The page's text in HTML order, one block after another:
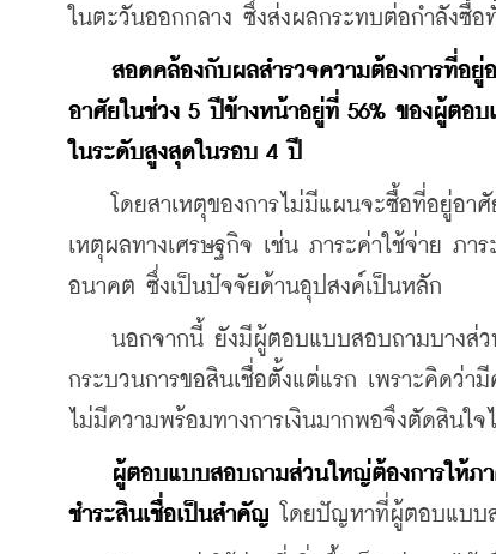
ในตะวันออกกลาง ซึ่งส่งผลกระทบต่อกำลังซื้อ
สอดคล้องกับผลสำรวจความต้องการที่อ
อาศัยในช่วง 5 ปีข้างหน้าอยู่ที่ 56% ของผู้ตอ
ในระดับสูงสุดในรอบ 4 ปี
โดยสาเหตุของการไม่มีแผนจะซื้อที่อยู่อาศั
เหตุผลทางเศรษฐกิจ เช่น ภาระค่าใช้จ่าย ภ
อนาคต ซึ่งเป็นปัจจัยด้านอุปสงค์เป็นหลัก
นอกจากนี้ ยังมีผู้ตอบแบบสอบถามบางส่วนลั
กระบวนการขอสินเชื่อตั้งแต่แรก เพราะคิดว่า
ไม่มีความพร้อมทางการเงินมากพอจึงตัดสินใ
ผู้ตอบแบบสอบถามส่วนใหญ่ต้องการให้ภา
ชำระสินเชื่อเป็นสำคัญ โดยปัญหาที่ผู้ตอบแบบ